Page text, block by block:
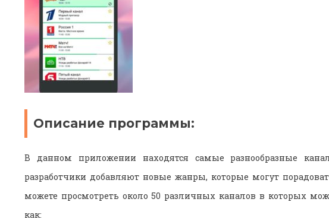
Описание программы:
В данном приложении находятся самые разнообразные
разработчики добавляют новые жанры, которые могут
можете просмотреть около 50 различных каналов в которых
как: